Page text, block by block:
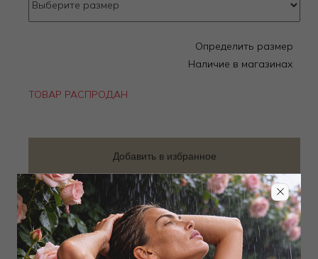
Определить размер
Наличие в магазинах
ТОВАР РАСПРОДАН
Добавить в избранное
Забронировать в магазине